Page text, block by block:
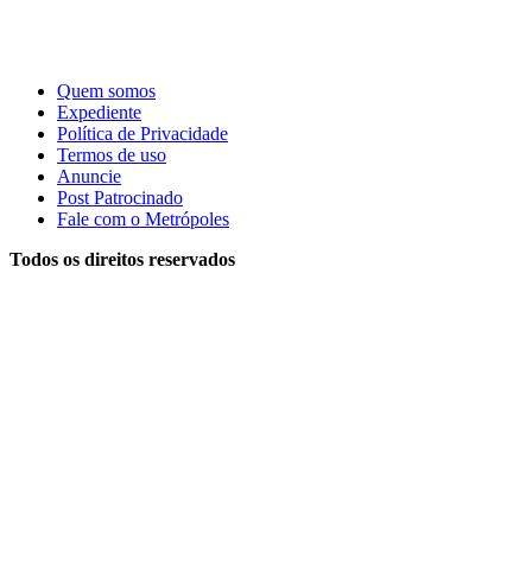
Quem somos
Expediente
Política de Privacidade
Termos de uso
Anuncie
Post Patrocinado
Fale com o Metrópoles
Todos os direitos reservados